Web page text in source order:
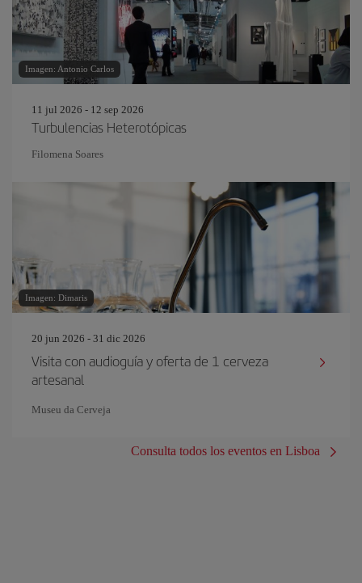
Imagen: Antonio Carlos
11 jul 2026 - 12 sep 2026
Turbulencias Heterotópicas
Filomena Soares
Imagen: Dimaris
20 jun 2026 - 31 dic 2026
Visita con audioguía y oferta de 1 cerveza
artesanal
Museu da Cerveja
Consulta todos los eventos en Lisboa